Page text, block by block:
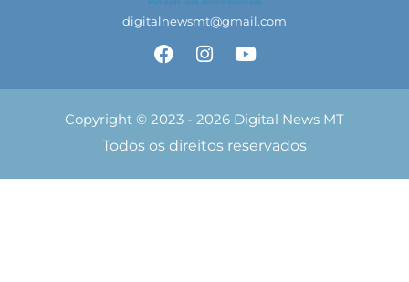
digitalnewsmt@gmail.com
Copyright © 2023 - 2026 Digital News MT
Todos os direitos reservados